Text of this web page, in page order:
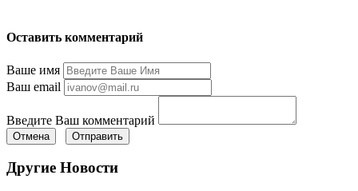
Оставить комментарий
Ваше имя
Ваш email
Введите Ваш комментарий
Отмена Отправить
Другие Новости